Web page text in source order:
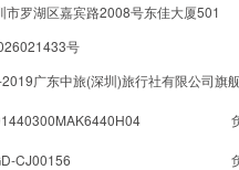
市罗湖区嘉宾路2008号东佳大厦501
号
广东中旅(深圳)旅行社有限公司旗
CJ00156